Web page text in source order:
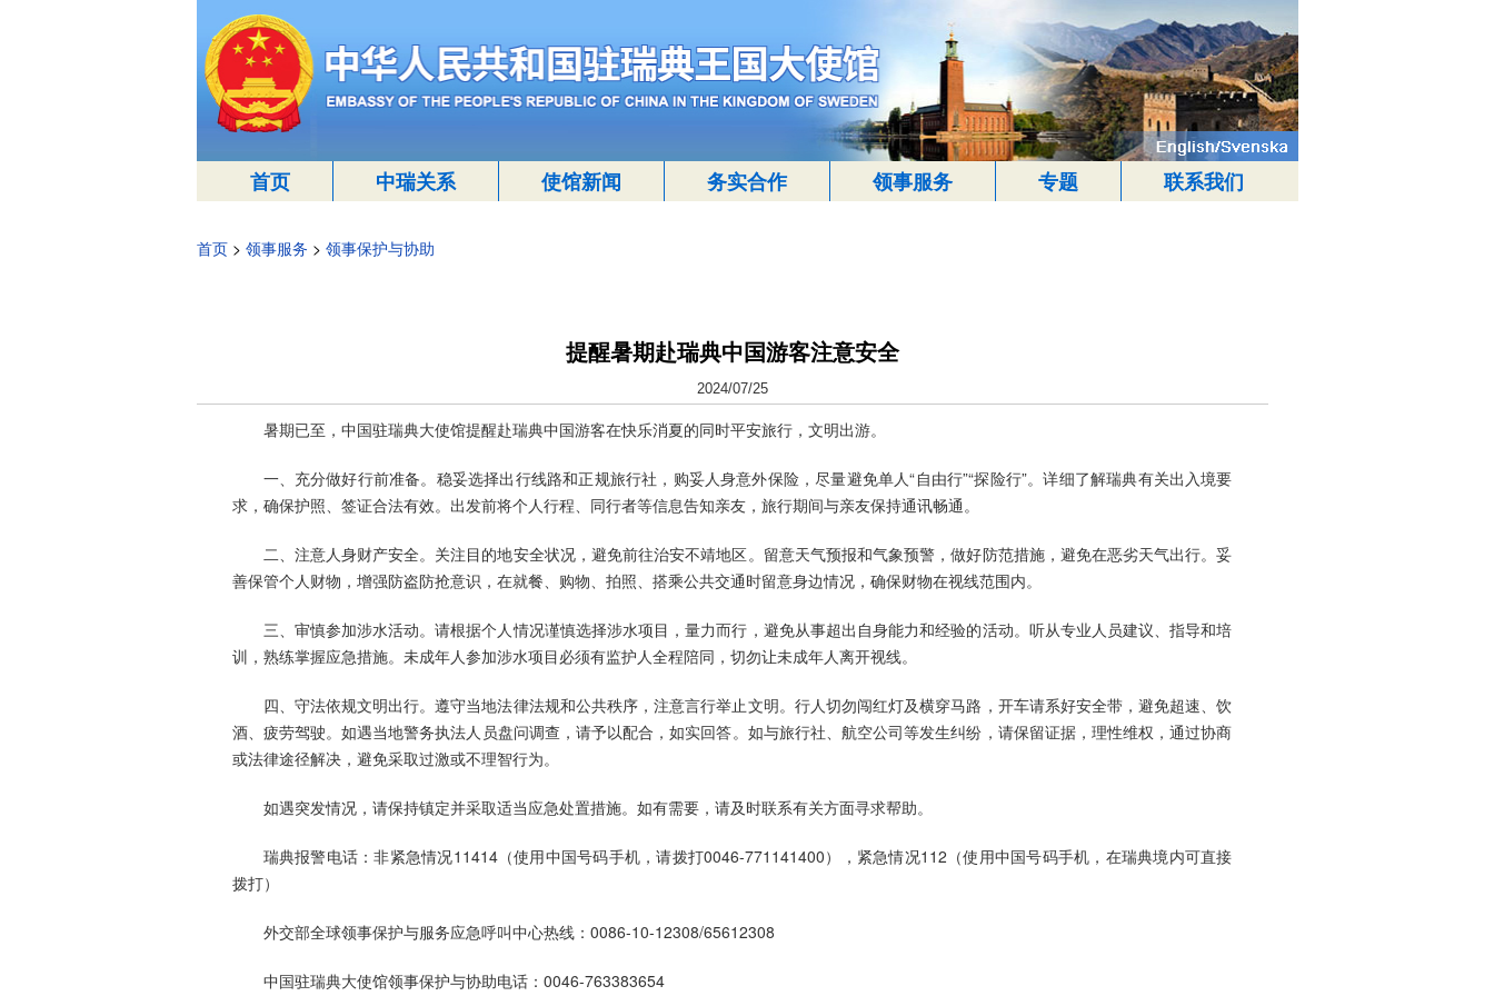
首页 中瑞关系 使馆新闻 务实合作 领事服务 专题 联系我们
首页> 领事服务 > 领事保护与协助
提醒暑期赴瑞典中国游客注意安全
2024/07/25
暑期已至，中国驻瑞典大使馆提醒赴瑞典中国游客在快乐消夏的同时平安旅行，文明出游。
一、充分做好行前准备。稳妥选择出行线路和正规旅行社，购妥人身意外保险，尽量避免单人“自由行”“探险行”。详细了解瑞典有关出入境要
求，确保护照、签证合法有效。出发前将个人行程、同行者等信息告知亲友，旅行期间与亲友保持通讯畅通。
二、注意人身财产安全。关注目的地安全状况，避免前往治安不靖地区。留意天气预报和气象预警，做好防范措施，避免在恶劣天气出行。妥
善保管个人财物，增强防盗防抢意识，在就餐、购物、拍照、搭乘公共交通时留意身边情况，确保财物在视线范围内。
三、审慎参加涉水活动。请根据个人情况谨慎选择涉水项目，量力而行，避免从事超出自身能力和经验的活动。听从专业人员建议、指导和培
训，熟练掌握应急措施。未成年人参加涉水项目必须有监护人全程陪同，切勿让未成年人离开视线。
四、守法依规文明出行。遵守当地法律法规和公共秩序，注意言行举止文明。行人切勿闯红灯及横穿马路，开车请系好安全带，避免超速、饮
酒、疲劳驾驶。如遇当地警务执法人员盘问调查，请予以配合，如实回答。如与旅行社、航空公司等发生纠纷，请保留证据，理性维权，通过协商
或法律途径解决，避免采取过激或不理智行为。
如遇突发情况，请保持镇定并采取适当应急处置措施。如有需要，请及时联系有关方面寻求帮助。
瑞典报警电话：非紧急情况11414（使用中国号码手机，请拨打0046-771141400），紧急情况112（使用中国号码手机，在瑞典境内可直接
拨打）
外交部全球领事保护与服务应急呼叫中心热线：0086-10-12308/65612308
中国驻瑞典大使馆领事保护与协助电话：0046-763383654